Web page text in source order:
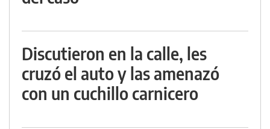
Discutieron en la calle, les
cruzó el auto y las amenazó
con un cuchillo carnicero